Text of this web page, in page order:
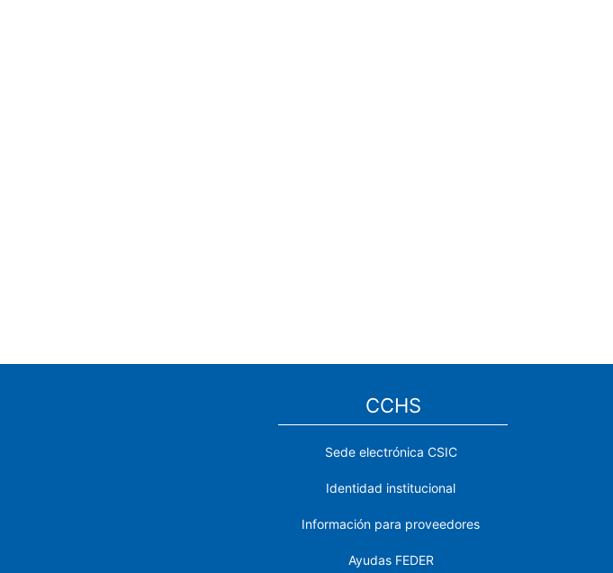
CCHS
Sede electrónica CSIC
Identidad institucional
Información para proveedores
Ayudas FEDER